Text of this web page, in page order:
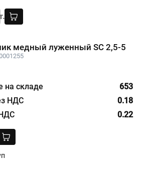
медный луженный SC 2,5-5
653
0.18
0.22